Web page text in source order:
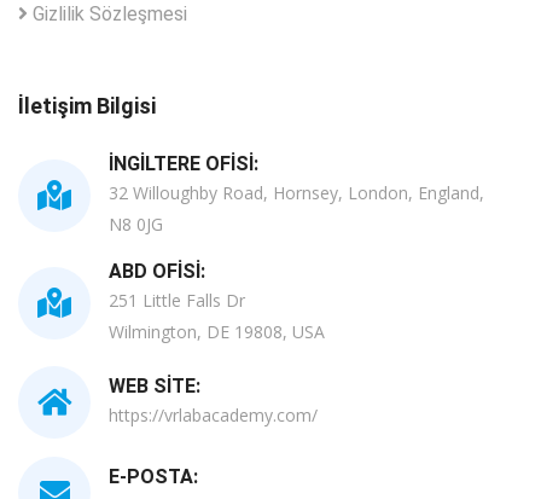
Gizlilik Sözleşmesi
İletişim Bilgisi
İNGILTERE OFISI:
32 Willoughby Road, Hornsey, London, England,
N8 0JG
ABD OFISI:
251 Little Falls Dr
Wilmington, DE 19808, USA
WEB SITE:
https://vrlabacademy.com/
E-POSTA: